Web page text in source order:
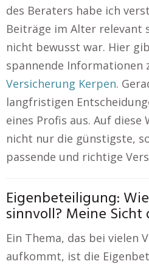
des Beraters habe ich
Beiträge im Alter relevant
nicht bewusst war. Hier
spannende Informationen
Versicherung Kerpen.
langfristigen
eines Profis aus. Auf
nicht nur die günstigste,
passende und richtige
Eigenbeteiligung:
sinnvoll? Meine Sicht
Ein Thema, das bei vielen
aufkommt, ist die